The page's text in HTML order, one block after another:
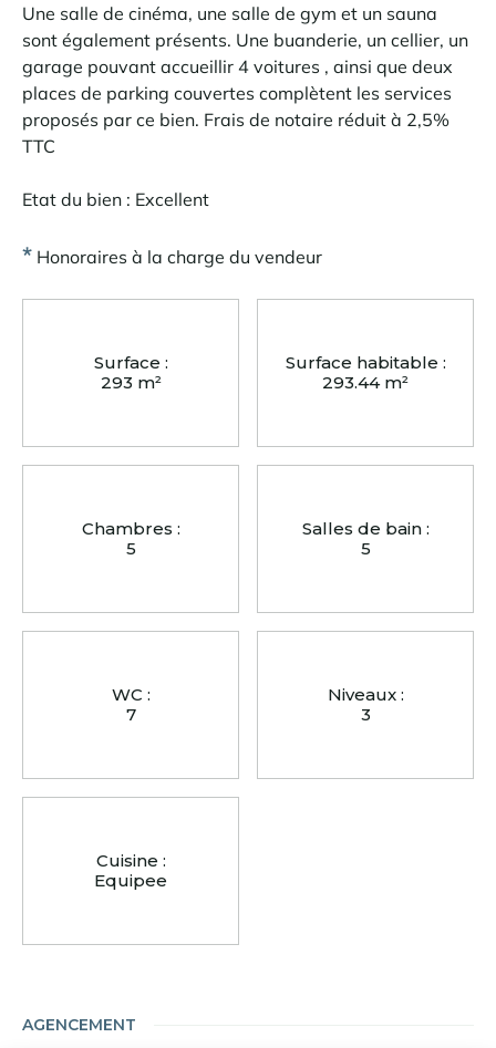
Une salle de cinéma, une salle de gym et un sauna
sont également présents. Une buanderie, un cellier, un
garage pouvant accueillir 4 voitures , ainsi que deux
places de parking couvertes complètent les services
proposés par ce bien. Frais de notaire réduit à 2,5%
TTC
Etat du bien : Excellent
* Honoraires à la charge du vendeur
Surface :
293 m²
Surface habitable :
293.44 m²
Chambres :
5
Salles de bain :
5
WC :
7
Niveaux :
3
Cuisine :
Equipee
AGENCEMENT